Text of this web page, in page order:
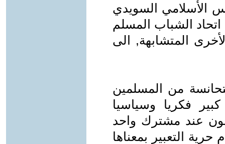
الأسلامي السويدي
الشباب المسلم
المتشابهة, الى
من المسلمين
فكريا وسياسيا
عند مشترك واحد
التعبير بمعناها